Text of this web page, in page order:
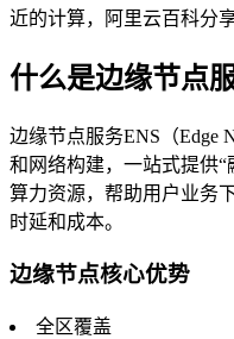
近的计算，阿里云百科分
什么是边缘节点服
边缘节点服务ENS（Edge
和网络构建，一站式提供
算力资源，帮助用户业务
时延和成本。
边缘节点核心优势
全区覆盖